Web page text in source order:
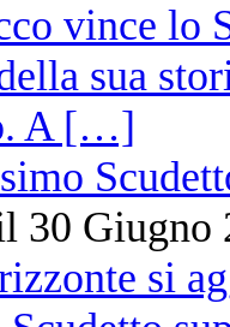
30 Giugno